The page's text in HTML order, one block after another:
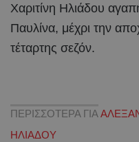
Χαριτίνη Ηλιάδου
Παυλίνα, μέχρι την
τέταρτης σεζόν.
ΠΕΡΙΣΣΟΤΕΡΑ ΓΙΑ
ΗΛΙΑΔΟΥ